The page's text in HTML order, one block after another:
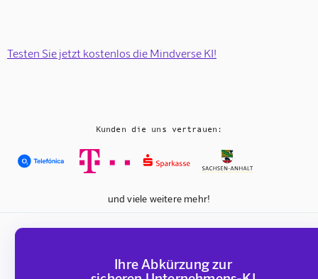
Testen Sie jetzt kostenlos die Mindverse KI!
Kunden die uns vertrauen:
und viele weitere mehr!
Ihre Abkürzung zur